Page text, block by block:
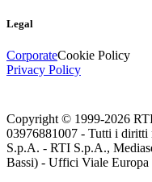
Legal
CorporateCookie Policy
Privacy Policy
Copyright © 1999-2026
03976881007 - Tutti i diritti
S.p.A. - RTI S.p.A.,
Bassi) - Uffici Viale